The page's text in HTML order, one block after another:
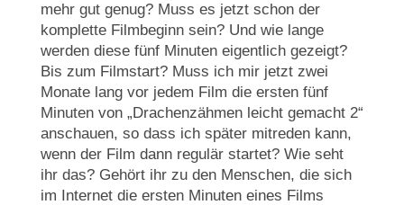
mehr gut genug? Muss es jetzt schon der
komplette Filmbeginn sein? Und wie lange
werden diese fünf Minuten eigentlich gezeigt?
Bis zum Filmstart? Muss ich mir jetzt zwei
Monate lang vor jedem Film die ersten fünf
Minuten von „Drachenzähmen leicht gemacht 2“
anschauen, so dass ich später mitreden kann,
wenn der Film dann regulär startet? Wie seht
ihr das? Gehört ihr zu den Menschen, die sich
im Internet die ersten Minuten eines Films